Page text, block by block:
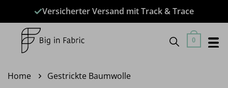
springen
Versicherter Versand mit Track & Trace
0
Home Gestrickte Baumwolle